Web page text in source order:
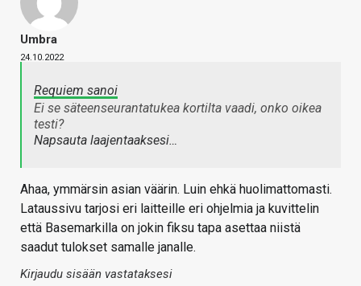
Umbra
24.10.2022
Requiem sanoi
Ei se säteenseurantatukea kortilta vaadi, onko oikea
testi?
Napsauta laajentaaksesi…
Ahaa, ymmärsin asian väärin. Luin ehkä huolimattomasti.
Lataussivu tarjosi eri laitteille eri ohjelmia ja kuvittelin
että Basemarkilla on jokin fiksu tapa asettaa niistä
saadut tulokset samalle janalle.
Kirjaudu sisään vastataksesi